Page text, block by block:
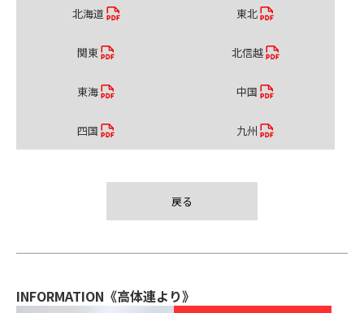
北海道 東北
関東 北信越
東海 中国
四国 九州
戻る
INFORMATION《高体連より》